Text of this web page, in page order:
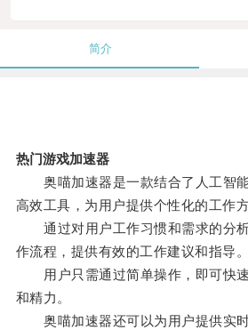
简介
热门游戏加速器
奥喵加速器是一款结合了人工智能
高效工具，为用户提供个性化的工作方
通过对用户工作习惯和需求的分析
作流程，提供有效的工作建议和指导。
用户只需通过简单操作，即可快速
和精力。
奥喵加速器还可以为用户提供实时